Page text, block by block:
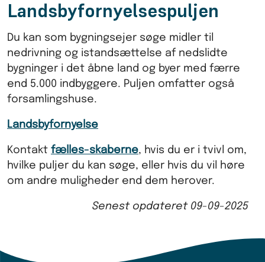
Landsbyfornyelsespuljen
Du kan som bygningsejer søge midler til
nedrivning og istandsættelse af nedslidte
bygninger i det åbne land og byer med færre
end 5.000 indbyggere. Puljen omfatter også
forsamlingshuse.
Landsbyfornyelse
Kontakt fælles-skaberne, hvis du er i tvivl om,
hvilke puljer du kan søge, eller hvis du vil høre
om andre muligheder end dem herover.
Senest opdateret 09-09-2025